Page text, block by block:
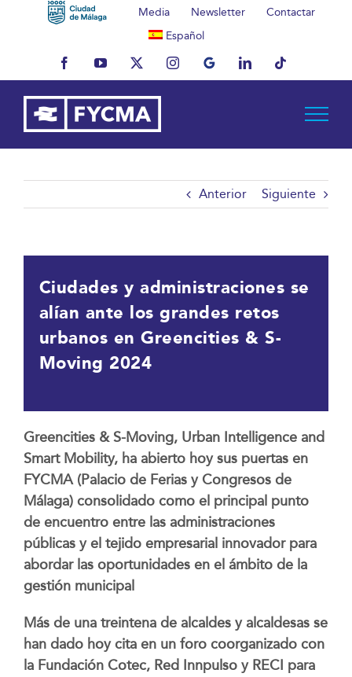
Media Newsletter
Contactar
Español
FacebookYouTubeX InstagramMyBusinessLinkedInTiktok
Anterior Siguiente
Ciudades y administraciones se
alían ante los grandes retos
urbanos en Greencities & S-
Moving 2024
Greencities & S-Moving, Urban Intelligence and
Smart Mobility, ha abierto hoy sus puertas en
FYCMA (Palacio de Ferias y Congresos de
Málaga) consolidado como el principal punto
de encuentro entre las administraciones
públicas y el tejido empresarial innovador para
abordar las oportunidades en el ámbito de la
gestión municipal
Más de una treintena de alcaldes y alcaldesas se
han dado hoy cita en un foro coorganizado con
la Fundación Cotec, Red Innpulso y RECI para